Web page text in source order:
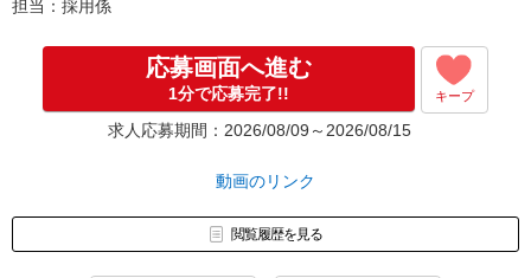
（例）
翌日：応募の次の日に面談
2〜4日目：研修スタート（3日間）
自由に選べますのでお気軽にご相談ください。
担当：採用係
応募画面へ進む
1分で応募完了!! キープ
求人応募期間：2026/08/09～2026/08/15
動画のリンク
閲覧履歴を見る